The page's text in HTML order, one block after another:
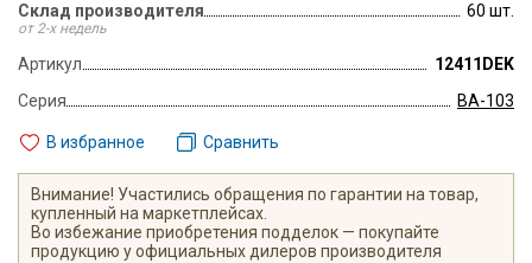
Склад производителя
от 2-х недель
60 шт.
Артикул
12411DEK
Серия
ВА-103
В избранное Сравнить
Внимание! Участились обращения по гарантии на товар,
купленный на маркетплейсах.
Во избежание приобретения подделок — покупайте
продукцию у официальных дилеров производителя